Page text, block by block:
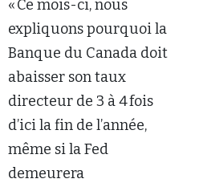
« Ce mois-ci, nous
expliquons pourquoi la
Banque du Canada doit
abaisser son taux
directeur de 3 à 4 fois
d’ici la fin de l’année,
même si la Fed
demeurera